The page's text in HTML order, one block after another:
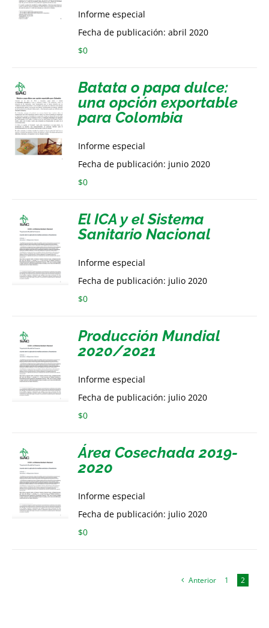
Informe especial
Fecha de publicación: abril 2020
$0
Batata o papa dulce:
una opción exportable
para Colombia
Informe especial
Fecha de publicación: junio 2020
$0
El ICA y el Sistema
Sanitario Nacional
Informe especial
Fecha de publicación: julio 2020
$0
Producción Mundial
2020/2021
Informe especial
Fecha de publicación: julio 2020
$0
Área Cosechada 2019-
2020
Informe especial
Fecha de publicación: julio 2020
$0
Anterior 1 2